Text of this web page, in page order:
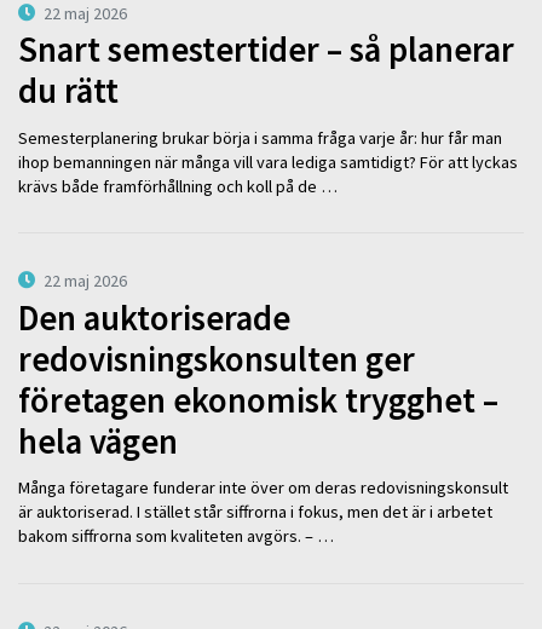
22 maj 2026
Snart semestertider – så planerar
du rätt
Semesterplanering brukar börja i samma fråga varje år: hur får man
ihop bemanningen när många vill vara lediga samtidigt? För att lyckas
krävs både framförhållning och koll på de …
22 maj 2026
Den auktoriserade
redovisningskonsulten ger
företagen ekonomisk trygghet –
hela vägen
Många företagare funderar inte över om deras redovisningskonsult
är auktoriserad. I stället står siffrorna i fokus, men det är i arbetet
bakom siffrorna som kvaliteten avgörs. – …